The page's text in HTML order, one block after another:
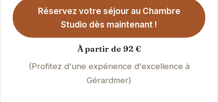
Réservez votre séjour au Chambre
Studio dès maintenant !
À partir de 92 €
(Profitez d'une expérience d'excellence à
Gérardmer)